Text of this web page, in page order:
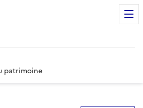
patrimoine